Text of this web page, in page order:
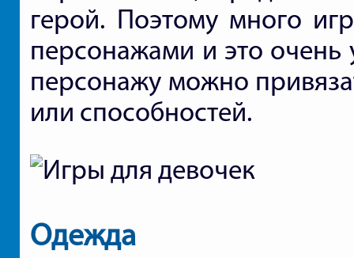
герой. Поэтому много
персонажами и это очень
персонажу можно
или способностей.
Одежда